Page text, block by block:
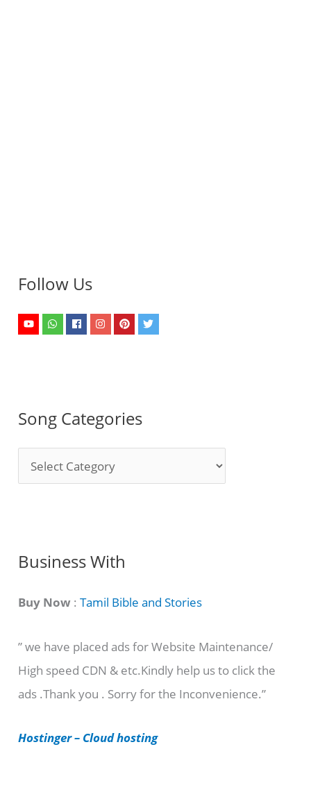
Follow Us
Song Categories
o
C
t
g
o
r
e
Business With
Buy Now :Tamil Bible and Stories
” we have placed ads for Website Maintenance/
High speed CDN & etc.Kindly help us to click the
ads .Thank you . Sorry for the Inconvenience.”
Hostinger – Cloud hosting